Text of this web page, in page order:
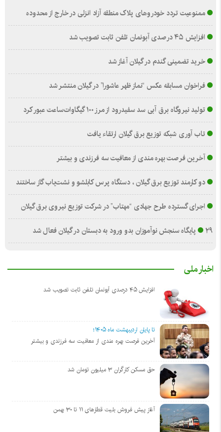
ممنوعیت تردد خودروهای پلاک منطقه آزاد انزلی در خارج از محدوده
افزایش ۴۵ درصدی آبونمان تلفن ثابت تصویب شد
خرید تضمینی گندم در گیلان آغاز شد
فراخوان مسابقه عکس “نماز ظهر عاشورا” در گیلان منتشر شد
تولید نیروگاه برق‌ آبی سد سفیدرود از مرز ۱۰۰ گیگاوات‌ساعت عبور کرد
تاب آوری شبکه توزیع برق گیلان ارتقاء یافت
آخرین فرصت بهره مندی از معافیت سه فرزندی و بیشتر
دو کارمند توزیع برق گیلان ، دستگاه پرس کابلشو و نشت‌یاب گاز ساختند
اجرای گسترده طرح جهادی “مهتاب” در شرکت توزیع نیروی برق گیلان
۲۹ پایگاه سنجش نوآموزان بدو ورود به دبستان در گیلان فعال شد
اخبار ملی
افزایش ۴۵ درصدی آبونمان تلفن ثابت تصویب شد
تا پایان اردیبهشت ماه ۱۴۰۵؛
آخرین فرصت بهره مندی از معافیت سه فرزندی و بیشتر
حق مسکن کارگران ۳ میلیون تومان شد
آغاز پیش فروش بلیت‌ قطارهای ۱۱ تا ۳۰ بهمن